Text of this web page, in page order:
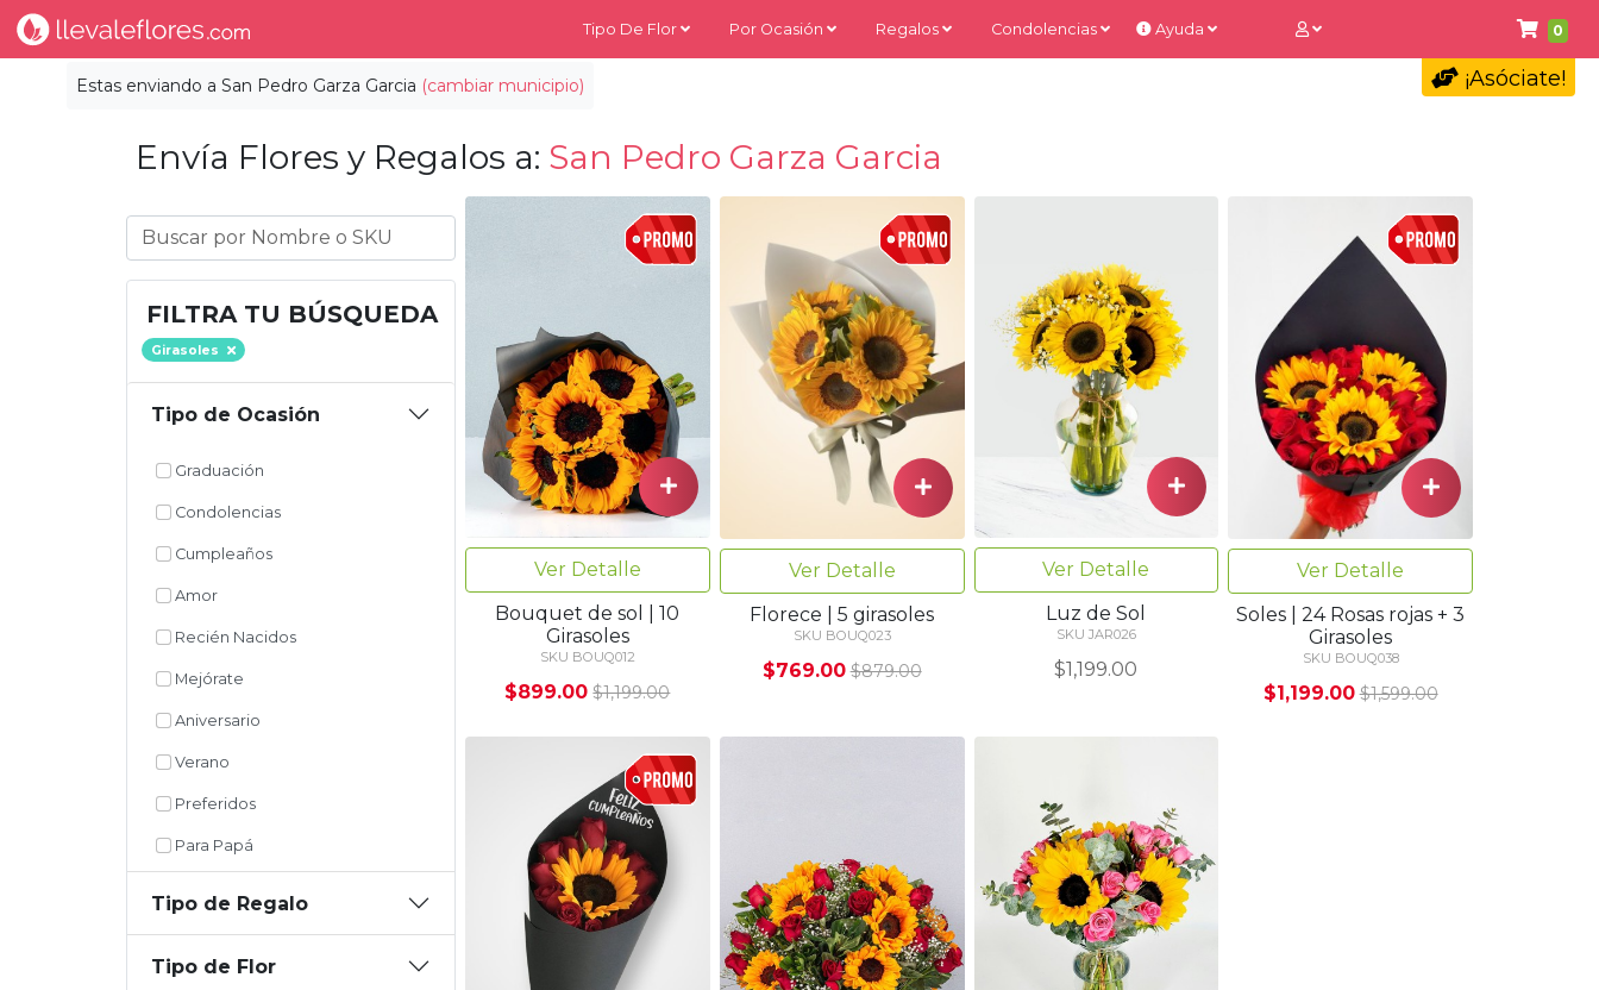
0
Estas enviando a San Pedro Garza Garcia (cambiar municipio)
Tipo De Flor Por Ocasión Regalos Condolencias Ayuda
¡Asóciate!
Envía Flores y Regalos a: San Pedro Garza Garcia
FILTRA TU BÚSQUEDA
Girasoles
Tipo de Ocasión
Graduación
Condolencias
Cumpleaños
Amor
Recién Nacidos
Mejórate
Aniversario
Verano
Preferidos
Para Papá
Tipo de Regalo
Tipo de Flor
Ver Detalle
Bouquet de sol | 10
Girasoles
SKU BOUQ012
$899.00 $1,199.00
Ver Detalle
Florece | 5 girasoles
SKU BOUQ023
$769.00 $879.00
Ver Detalle
Luz de Sol
SKU JAR026
$1,199.00
Ver Detalle
Soles | 24 Rosas rojas + 3
Girasoles
SKU BOUQ038
$1,199.00 $1,599.00